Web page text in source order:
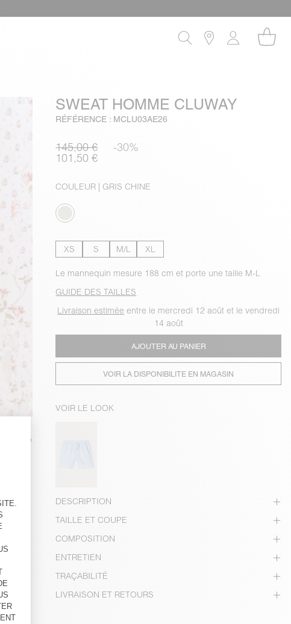
SWEAT HOMME CLUWAY
RÉFÉRENCE : MCLU03AE26
145,00 € -30%
101,50 €
COULEUR | GRIS CHINE
XS S M/L XL
Le mannequin mesure 188 cm et porte une taille M-L
GUIDE DES TAILLES
Livraison estimée entre le mercredi 12 août et le vendredi
14 août
AJOUTER AU PANIER
VOIR LA DISPONIBILITE EN MAGASIN
VOIR LE LOOK
DESCRIPTION
TAILLE ET COUPE
COMPOSITION
ENTRETIEN
TRAÇABILITÉ
LIVRAISON ET RETOURS